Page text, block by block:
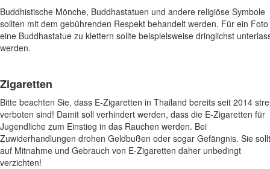
Buddhistische Mönche, Buddhastatuen und andere religiöse Symbole
sollten mit dem gebührenden Respekt behandelt werden. Für ein
eine Buddhastatue zu klettern sollte beispielsweise dringlichst
werden.
Zigaretten
Bitte beachten Sie, dass E-Zigaretten in Thailand bereits seit 2014
verboten sind! Damit soll verhindert werden, dass die E-Zigaretten für
Jugendliche zum Einstieg in das Rauchen werden. Bei
Zuwiderhandlungen drohen Geldbußen oder sogar Gefängnis. Sie
auf Mitnahme und Gebrauch von E-Zigaretten daher unbedingt
verzichten!